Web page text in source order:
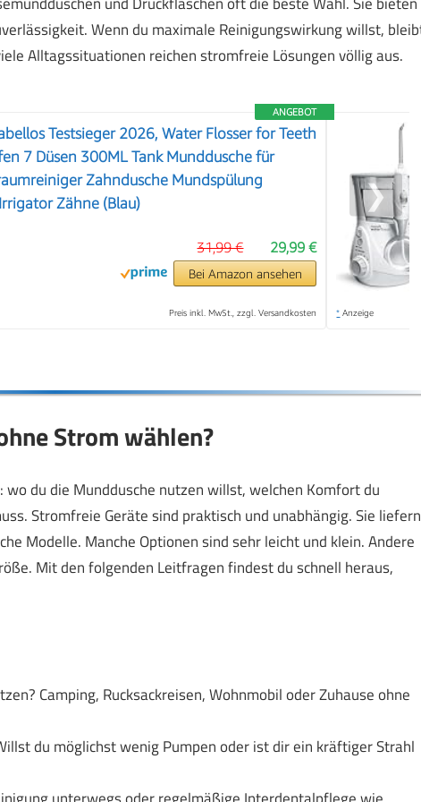
Wenn du maximale Reinigungswirkung willst,
Alltagssituationen reichen stromfreie Lösungen völlig aus.
ANGEBOT
Testsieger 2026, Water Flosser for Teeth
7 Düsen 300ML Tank Munddusche für
Zahndusche Mundspülung
Zähne (Blau)
29,99 €
31,99 €
Bei Amazon ansehen
Preis inkl. MwSt., zzgl. Versandkosten * Anzeige
❯
Strom wählen?
du die Munddusche nutzen willst, welchen Komfort du
Stromfreie Geräte sind praktisch und unabhängig. Sie liefern
Modelle. Manche Optionen sind sehr leicht und klein. Andere
Mit den folgenden Leitfragen findest du schnell heraus,
Camping, Rucksackreisen, Wohnmobil oder Zuhause ohne
du möglichst wenig Pumpen oder ist dir ein kräftiger Strahl